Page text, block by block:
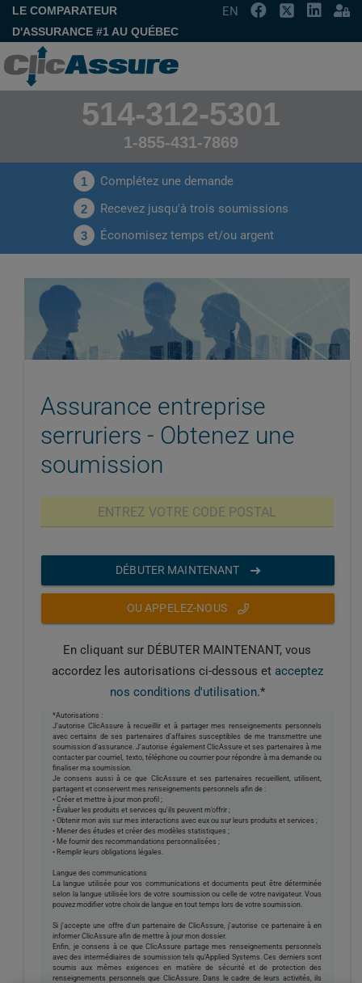
LE COMPARATEUR
D'ASSURANCE #1 AU QUÉBEC
EN
514-312-5301
1-855-431-7869
1 Complétez une demande
2 Recevez jusqu'à trois soumissions
3 Économisez temps et/ou argent
Assurance entreprise
serruriers - Obtenez une
soumission
DÉBUTER MAINTENANT
OU APPELEZ-NOUS
En cliquant sur DÉBUTER MAINTENANT, vous
accordez les autorisations ci-dessous et acceptez
nos conditions d'utilisation.*
*Autorisations :
J’autorise ClicAssure à recueillir et à partager mes renseignements personnels
avec certains de ses partenaires d’affaires susceptibles de me transmettre une
soumission d’assurance. J'autorise également ClicAssure et ses partenaires à me
contacter par courriel, texto, téléphone ou courrier pour répondre à ma demande ou
finaliser ma soumission.
Je consens aussi à ce que ClicAssure et ses partenaires recueillent, utilisent,
partagent et conservent mes renseignements personnels afin de :
• Créer et mettre à jour mon profil ;
• Évaluer les produits et services qu'ils peuvent m’offrir ;
• Obtenir mon avis sur mes interactions avec eux ou sur leurs produits et services ;
• Mener des études et créer des modèles statistiques ;
• Me fournir des recommandations personnalisées ;
• Remplir leurs obligations légales.
Langue des communications
La langue utilisée pour vos communications et documents peut être déterminée
selon la langue utilisée lors de votre soumission ou celle de votre navigateur. Vous
pouvez modifier votre choix de langue en tout temps lors de votre soumission.
Si j'accepte une offre d'un partenaire de ClicAssure, j'autorise ce partenaire à en
informer ClicAssure afin de mettre à jour mon dossier.
Enfin, je consens à ce que ClicAssure partage mes renseignements personnels
avec des intermédiaires de soumission tels qu’Applied Systems. Ces derniers sont
soumis aux mêmes exigences en matière de sécurité et de protection des
renseignements personnels que ClicAssure. Dans le cadre de leurs activités, ils